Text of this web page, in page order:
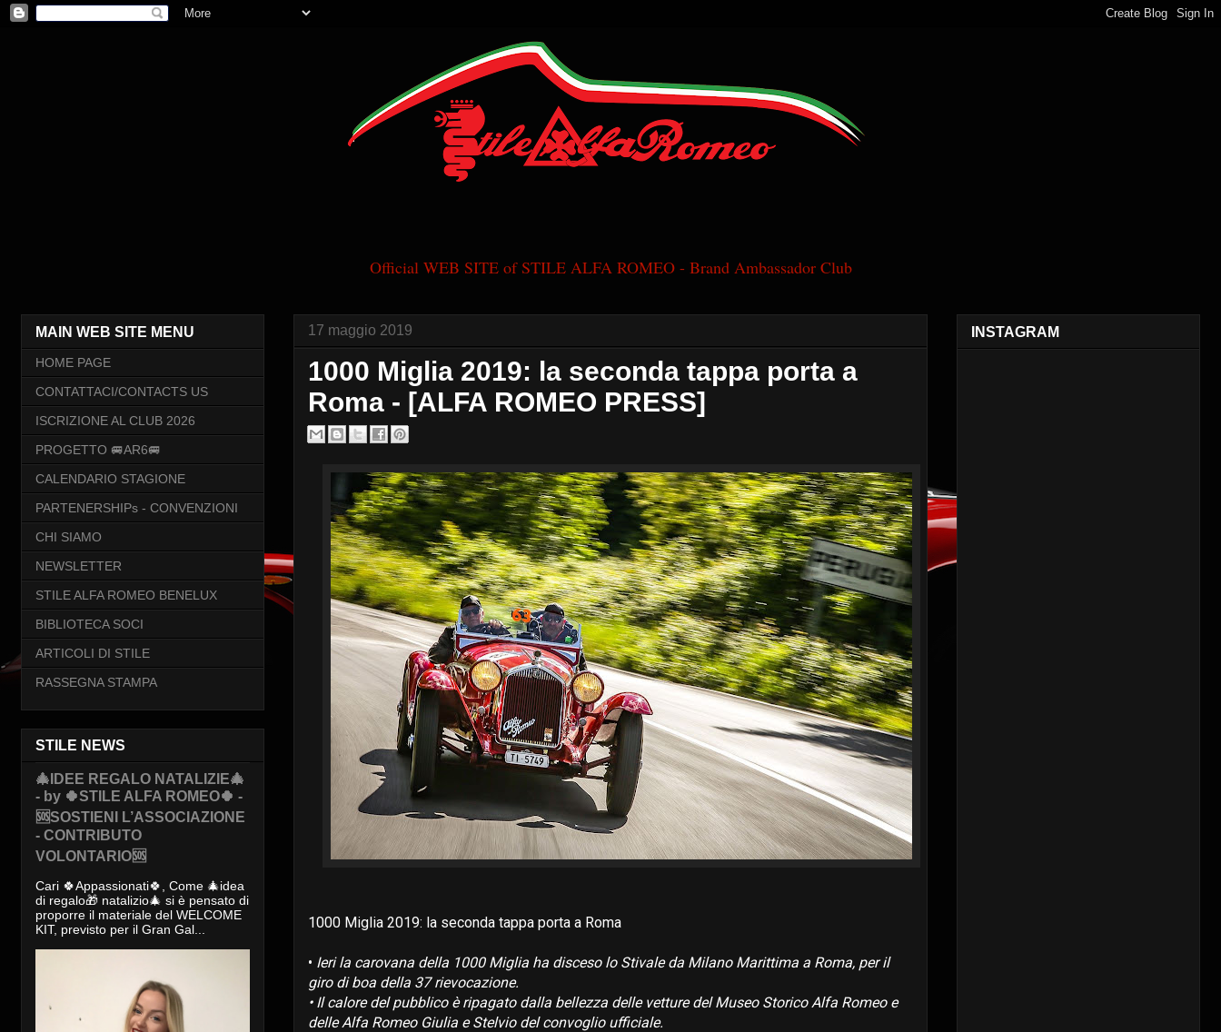
Official WEB SITE of STILE ALFA ROMEO - Brand Ambassador Club
17 maggio 2019
1000 Miglia 2019: la seconda tappa porta a
Roma - [ALFA ROMEO PRESS]
1000 Miglia 2019: la seconda tappa porta a Roma
• Ieri la carovana della 1000 Miglia ha disceso lo Stivale da Milano Marittima a Roma, per il
giro di boa della 37 rievocazione.
• Il calore del pubblico è ripagato dalla bellezza delle vetture del Museo Storico Alfa Romeo e
delle Alfa Romeo Giulia e Stelvio del convoglio ufficiale.
MAIN WEB SITE MENU
HOME PAGE
CONTATTACI/CONTACTS US
ISCRIZIONE AL CLUB 2026
PROGETTO 🚐AR6🚐
CALENDARIO STAGIONE
PARTENERSHIPs - CONVENZIONI
CHI SIAMO
NEWSLETTER
STILE ALFA ROMEO BENELUX
BIBLIOTECA SOCI
ARTICOLI DI STILE
RASSEGNA STAMPA
STILE NEWS
🎄IDEE REGALO NATALIZIE🎄
- by 🍀STILE ALFA ROMEO🍀 -
🆘SOSTIENI L’ASSOCIAZIONE
- CONTRIBUTO
VOLONTARIO🆘
Cari 🍀Appassionati🍀, Come 🎄idea
di regalo🎁 natalizio🎄 si è pensato di
proporre il materiale del WELCOME
KIT, previsto per il Gran Gal...
INSTAGRAM